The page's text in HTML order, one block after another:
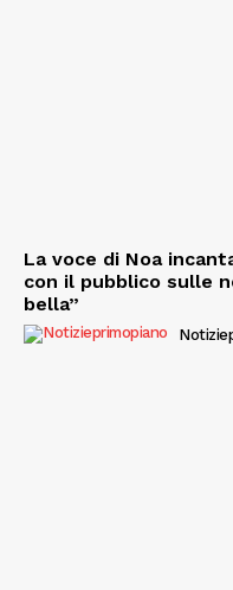
La voce di Noa
con il pubblico sulle
bella”